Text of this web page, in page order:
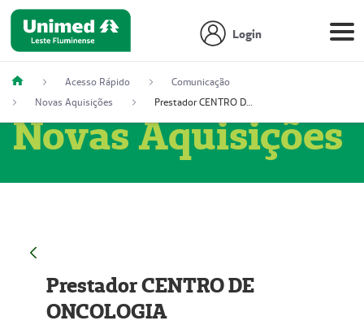
Login
Acesso Rápido
Comunicação
Novas Aquisições
Prestador CENTRO DE ONCOLOGIA
Novas Aquisições
Prestador CENTRO DE
ONCOLOGIA